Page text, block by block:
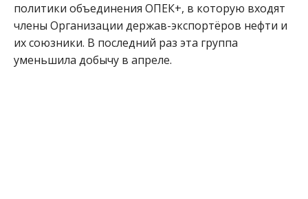
политики объединения ОПЕК+, в которую входят
члены Организации держав-экспортёров нефти и
их союзники. В последний раз эта группа
уменьшила добычу в апреле.